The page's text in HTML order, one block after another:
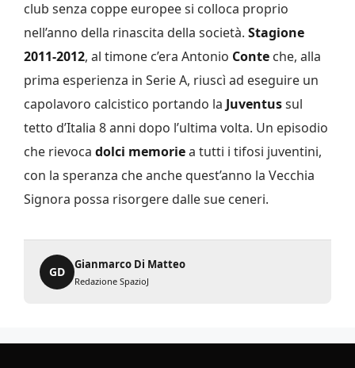
club senza coppe europee si colloca proprio
nell’anno della rinascita della società. Stagione
2011-2012, al timone c’era Antonio Conte che, alla
prima esperienza in Serie A, riuscì ad eseguire un
capolavoro calcistico portando la Juventussul
tetto d’Italia 8 anni dopo l’ultima volta. Un episodio
che rievoca dolci memoriea tutti i tifosi juventini,
con la speranza che anche quest’anno la Vecchia
Signora possa risorgere dalle sue ceneri.
GD
Gianmarco Di Matteo
Redazione SpazioJ